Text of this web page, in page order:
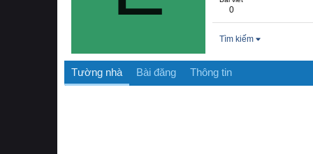
0
Tìm kiếm
Tường nhà Bài đăng Thông tin